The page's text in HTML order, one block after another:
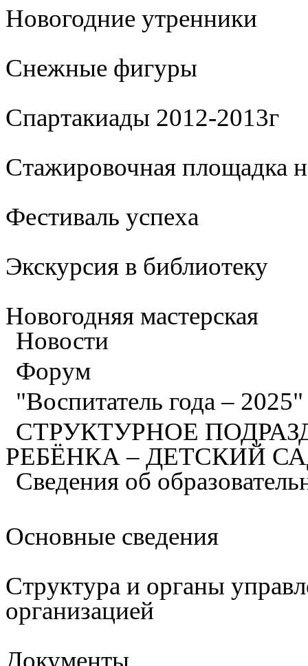
Новогодние утренники
Cнежные фигуры
Спартакиады 2012-2013г
Стажировочная
Фестиваль успеха
Экскурсия в библиотеку
Новогодняя мастерская
Новости
Форум
"Воспитатель года –
СТРУКТУРНОЕ
РЕБЁНКА – ДЕТСКИЙ
Сведения об
Основные сведения
Структура и органы
организацией
Документы